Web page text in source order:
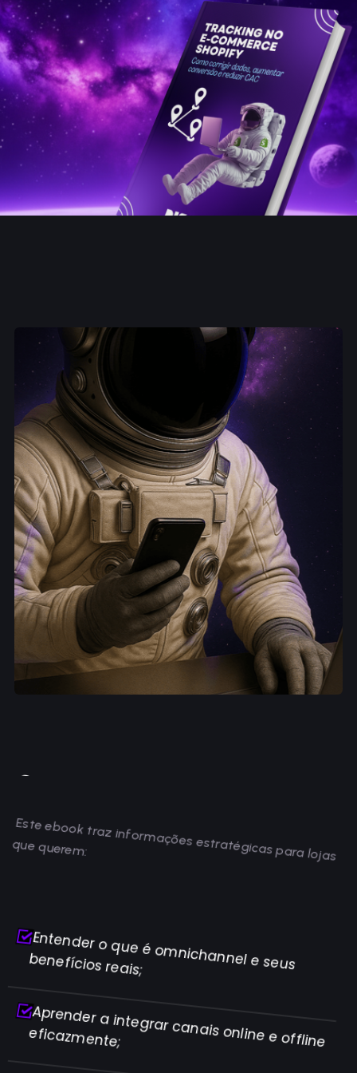
Conteúdo exclusivo para quem
nichannel
Este ebook traz informações estratégicas para lojas
que querem:
Entender o que é omnichannel e seus
benefícios reais;
Aprender a integrar canais online e offline
eficazmente;